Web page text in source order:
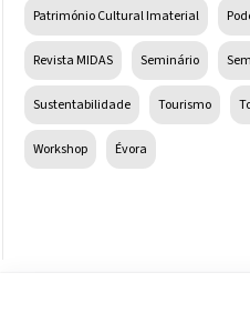
Património Cultural Imaterial
Revista MIDAS Seminário
Sustentabilidade Tourismo
Workshop Évora